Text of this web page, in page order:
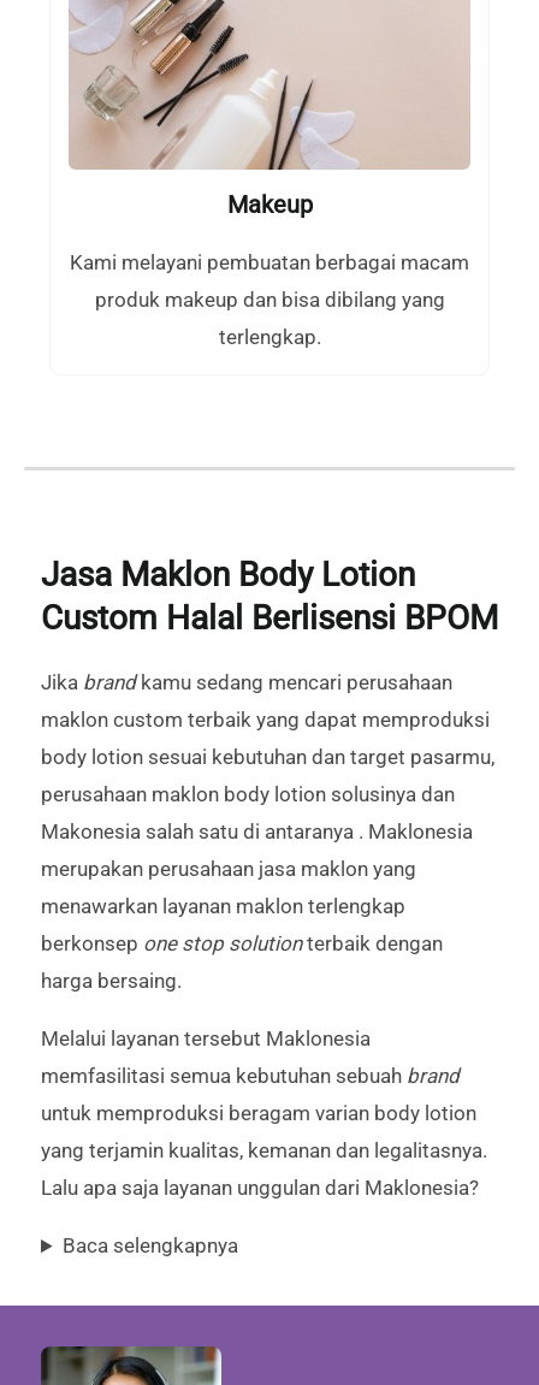
Makeup
Kami melayani pembuatan berbagai macam
produk makeup dan bisa dibilang yang
terlengkap.
Jasa Maklon Body Lotion
Custom Halal Berlisensi BPOM
Jika brandkamu sedang mencari perusahaan
maklon custom terbaik yang dapat memproduksi
body lotion sesuai kebutuhan dan target pasarmu,
perusahaan maklon body lotion solusinya dan
Makonesia salah satu di antaranya . Maklonesia
merupakan perusahaan jasa maklon yang
menawarkan layanan maklon terlengkap
berkonsep one stop solutionterbaik dengan
harga bersaing.
Melalui layanan tersebut Maklonesia
memfasilitasi semua kebutuhan sebuah brand
untuk memproduksi beragam varian body lotion
yang terjamin kualitas, kemanan dan legalitasnya.
Lalu apa saja layanan unggulan dari Maklonesia?
Baca selengkapnya